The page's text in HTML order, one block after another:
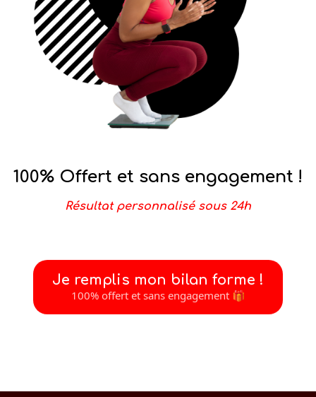
100% Offert et sans engagement !
Résultat personnalisé sous 24h
Je remplis mon bilan forme !
100% offert et sans engagement 🎁